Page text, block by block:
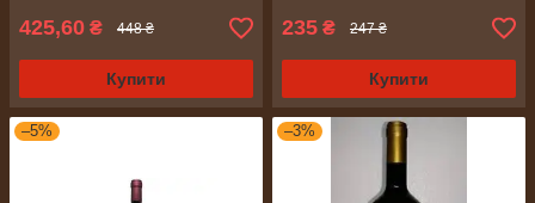
425,60 ₴ 448 ₴
Купити
235 ₴ 247 ₴
Купити
–5% –3%